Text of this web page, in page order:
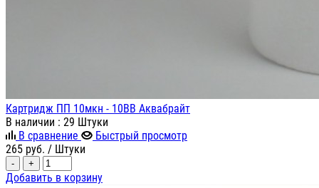
Картридж ПП 10мкн - 10ВВ Аквабрайт
В наличии : 29 Штуки
В сравнение
Быстрый просмотр
265 руб. / Штуки
- +
Добавить в корзину